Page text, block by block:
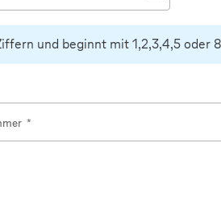
und beginnt mit 1,2,3,4,5 oder
*